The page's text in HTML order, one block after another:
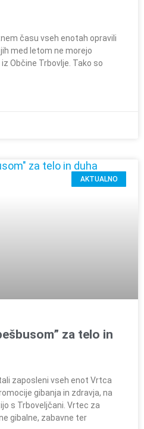
času vseh enotah opravili
med letom ne morejo
Občine Trbovlje. Tako so
AKTUALNO
za telo in
zaposleni vseh enot Vrtca
gibanja in zdravja, na
s Trboveljčani. Vrtec za
gibalne, zabavne ter